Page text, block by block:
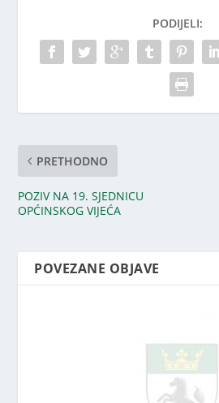
PODIJELI:
PRETHODNO
POZIV NA 19. SJEDNICU
OPĆINSKOG VIJEĆA
POVEZANE OBJAVE